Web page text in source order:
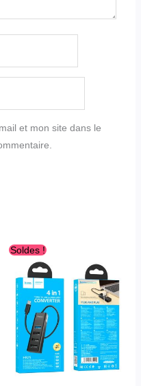
et mon site dans le
Soldes !
Le
prix
initial
était :
actuel
est :
د.ج2,400.00.